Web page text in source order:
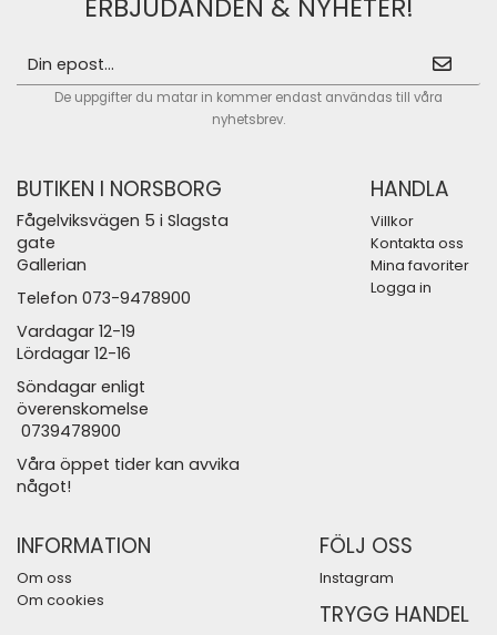
ERBJUDANDEN & NYHETER!
De uppgifter du matar in kommer endast användas till våra
nyhetsbrev.
BUTIKEN I NORSBORG
Fågelviksvägen 5 i Slagsta
gate
Gallerian
Telefon 073-9478900
Vardagar 12-19
Lördagar 12-16
Söndagar enligt
överenskomelse
0739478900
Våra öppet tider kan avvika
något!
HANDLA
Villkor
Kontakta oss
Mina favoriter
Logga in
INFORMATION
Om oss
Om cookies
FÖLJ OSS
Instagram
TRYGG HANDEL